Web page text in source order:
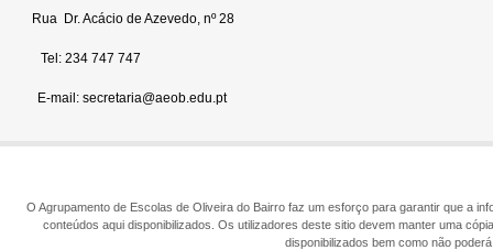
Rua Dr. Acácio de Azevedo, nº 28
Tel: 234 747 747
E-mail: secretaria@aeob.edu.pt
O Agrupamento de Escolas de Oliveira do Bairro faz um esforço para garantir que a
conteúdos aqui disponibilizados. Os utilizadores deste sitio devem manter uma
disponibilizados bem como não